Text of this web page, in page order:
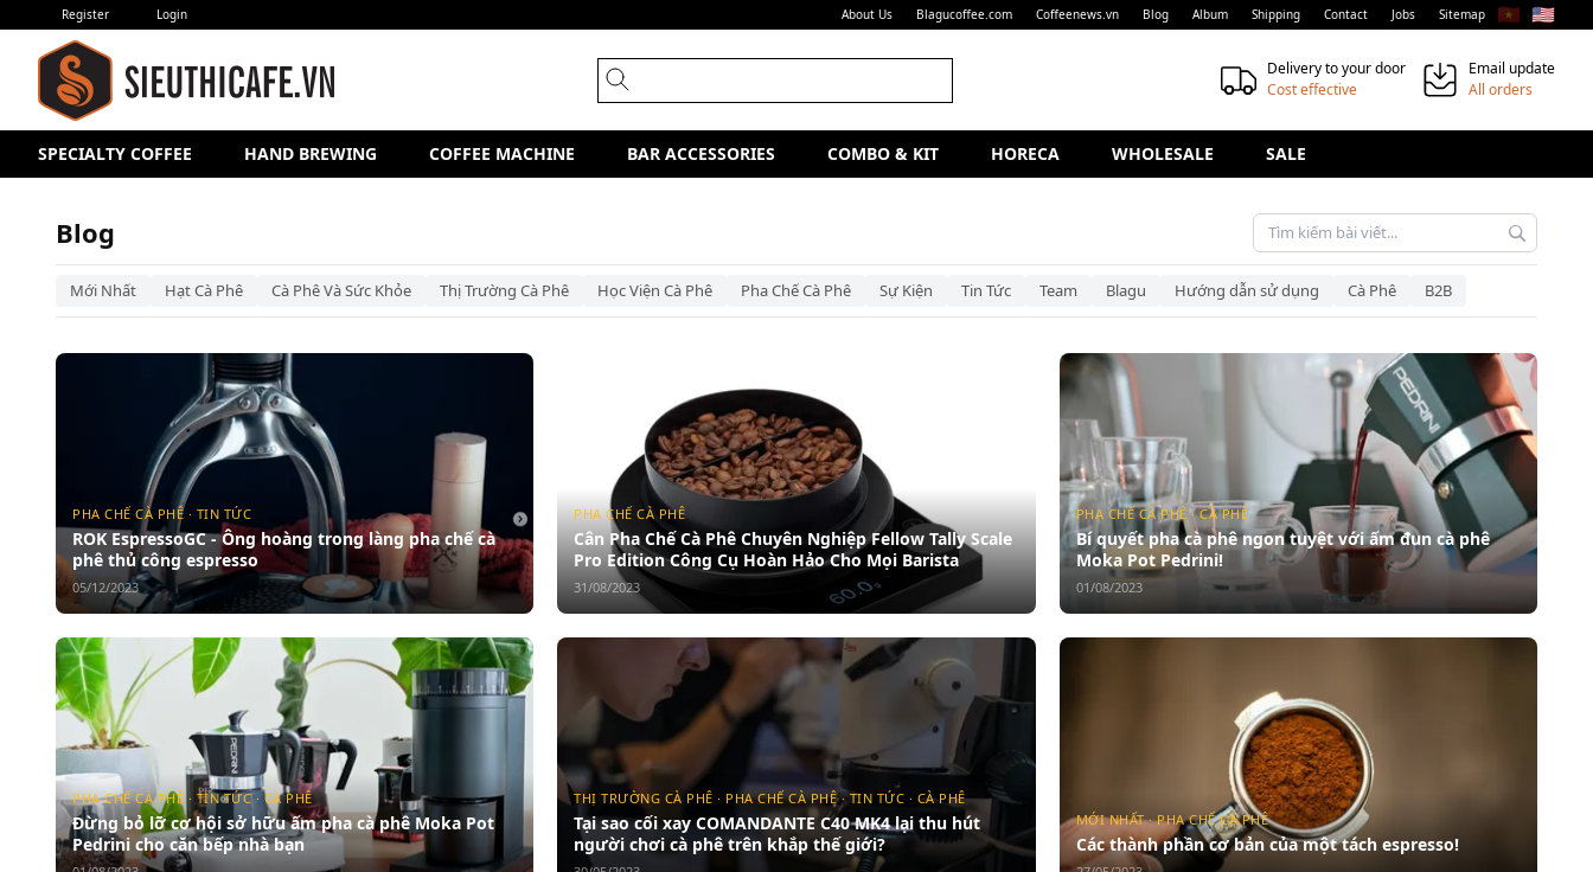
Register Login About Us Blagucoffee.com Coffeenews.vn Blog Album Shipping Contact Jobs Sitemap 🇻🇳 🇺🇸
Delivery to your door
Cost effective
Email update
All orders
SPECIALTY COFFEE HAND BREWING COFFEE MACHINE BAR ACCESSORIES COMBO & KIT HORECA WHOLESALE SALE
Blog
Mới Nhất Hạt Cà Phê Cà Phê Và Sức Khỏe Thị Trường Cà Phê Học Viện Cà Phê Pha Chế Cà Phê Sự Kiện Tin Tức Team Blagu Hướng dẫn sử dụng Cà Phê B2B
PHA CHẾ CÀ PHÊ · TIN TỨC
ROK EspressoGC - Ông hoàng trong làng pha chế cà
phê thủ công espresso
05/12/2023
PHA CHẾ CÀ PHÊ
Cân Pha Chế Cà Phê Chuyên Nghiệp Fellow Tally Scale
Pro Edition Công Cụ Hoàn Hảo Cho Mọi Barista
31/08/2023
PHA CHẾ CÀ PHÊ · CÀ PHÊ
Bí quyết pha cà phê ngon tuyệt với ấm đun cà phê
Moka Pot Pedrini!
01/08/2023
PHA CHẾ CÀ PHÊ · TIN TỨC · CÀ PHÊ
Đừng bỏ lỡ cơ hội sở hữu ấm pha cà phê Moka Pot
Pedrini cho căn bếp nhà bạn
THỊ TRƯỜNG CÀ PHÊ · PHA CHẾ CÀ PHÊ · TIN TỨC · CÀ PHÊ
Tại sao cối xay COMANDANTE C40 MK4 lại thu hút
người chơi cà phê trên khắp thế giới?
MỚI NHẤT · PHA CHẾ CÀ PHÊ
Các thành phần cơ bản của một tách espresso!